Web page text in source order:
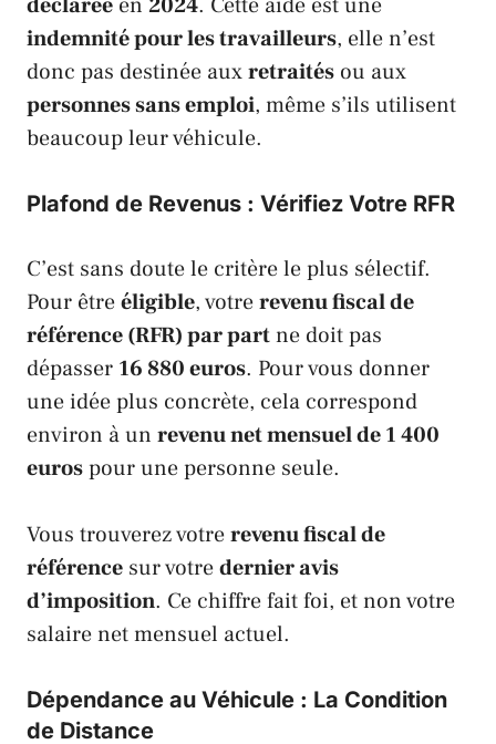
indemnité pour les travailleurs, elle n’est
donc pas destinée auxretraités ou aux
personnes sans emploi, même s’ils utilisent
beaucoup leur véhicule.
Plafond de Revenus : Vérifiez Votre RFR
C’est sans doute le critère le plus sélectif.
Pour êtreéligible, votrerevenu fiscal de
référence (RFR) par partne doit pas
dépasser 16 880 euros. Pour vous donner
une idée plus concrète, cela correspond
environ à un revenu net mensuel de 1 400
eurospour une personne seule.
Vous trouverez votrerevenu fiscal de
référence sur votredernier avis
d’imposition. Ce chiffre fait foi, et non votre
salaire net mensuel actuel.
Dépendance au Véhicule : La Condition
de Distance